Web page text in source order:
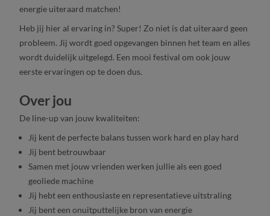
energie uiteraard matchen!
Heb jij hier al ervaring in? Super! Zo niet is dat uiteraard geen
probleem. Jij wordt goed opgevangen binnen het team en alles
wordt duidelijk uitgelegd. Een mooi festival om ook jouw
eerste ervaringen op te doen dus.
Over jou
De line-up van jouw kwaliteiten:
Jij kent de perfecte balans tussen work hard en play hard
Jij bent betrouwbaar
Samen met jouw vrienden werken jullie als een goed
geoliede machine
Jij hebt een enthousiaste en representatieve uitstraling
Jij bent een onuitputtelijke bron van energie